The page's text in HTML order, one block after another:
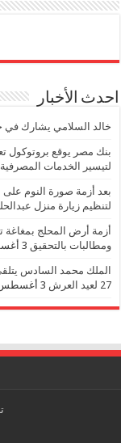
احدث الأخبار
خالد السلامي يشارك في
بنك مصر يوقع بروتوكول
لتيسير الخدمات
بعد أزمة صورة النوم
لتنظيم زيارة منزل
أزمة أرض المحلج بمغاغة
ومطالبات بالتحقيق 3 أغسطس، 2026
الملك محمد السادس
27 لعيد العرش
3 أغسطس، 2026